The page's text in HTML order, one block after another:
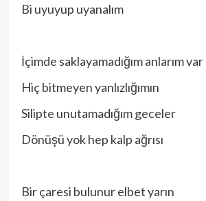
Bi uyuyup uyanalım
İçimde saklayamadığım anlarım var
Hiç bitmeyen yanlızlığımın
Silipte unutamadığım geceler
Dönüşü yok hep kalp ağrısı
Bir çaresi bulunur elbet yarın